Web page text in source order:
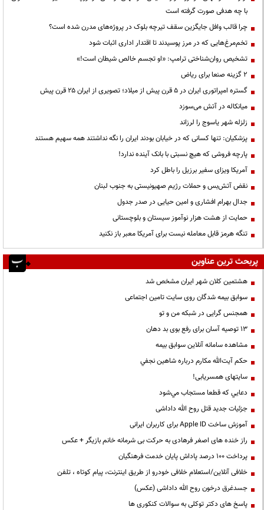
با چه هدفی صورت گرفته است
چرا قالب وافل جایگزین سقف تیرچه بلوک در پروژه‌های مدرن شده است؟
تخم‌مرغ‌هایی که در مرز پوسیدند تا اقتدار اداری اثبات شود
تشخیص روان‌شناختی ترامپ: «او تجسم خالص شیطان است!»
۲ گزینه صنعا برای ریاض
گستره امپراتوری ایران در ۵ قرن پیش از میلاد؛ تصویری از ایران ۲۵ قرن پیش
میانکاله در آتش می‌سوزد
زلزله شهر یاسوج را لرزاند
پزشکیان: تنها کسانی که در خیابان بودند ایران را نگه نداشتند همه سهیم هستند
پارچه فروشی که هیچ نسبتی با بانک آینده ندارد!
آمریکا ویزای سفیر برزیل را باطل کرد
نقض آتش‌بس و حملات رژیم صهیونیستی به جنوب لبنان
جدال بهرام افشاری و امین حیایی در صدر جدول
حمایت از هشت هزار نوآموز سیستان و بلوچستانی
تنگه هرمز قابل معامله نیست برای آمریکا معبر باز نکنید
پربحث ترین عناوین
هشتمین کلان شهر ایران مشخص شد
سوابق بیمه شدگان روی سایت تامین اجتماعی
همجنس گرایی در شبکه من و تو
13 توصیه آسان برای رفع بوی بد دهان
مشاهده سامانه آنلاين سوابق بیمه
حكم آيت‌الله مكارم درباره شاهين نجفي
سایتهای همسریابی!
دعايي كه قطعا مستجاب مي‌شود
جزئیات جدید قتل روح الله داداشی
آموزش ساخت Apple ID برای کاربران ایرانی
راز خنده های اصغر فرهادی به حرکت بی شرمانه خانم بازیگر + عکس
پرداخت ۱۰۰ درصد پاداش پایان خدمت فرهنگیان
خلافی آنلاین/استعلام خلافی خودرو از طریق اینترنت، پیام کوتاه ، تلفن
جسدغرق درخون روح الله داداشی (عکس)
پاسخ های دکتر توکلی به سوالات کنکوری ها